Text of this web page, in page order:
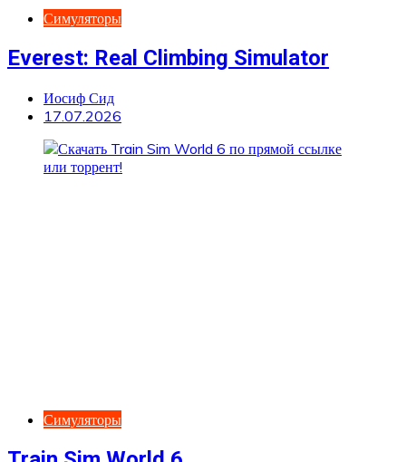
Симуляторы
Everest: Real Climbing Simulator
Иосиф Сид
17.07.2026
Симуляторы